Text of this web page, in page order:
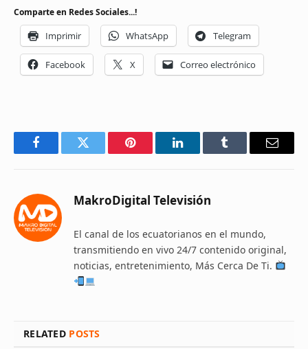
Comparte en Redes Sociales...!
Imprimir WhatsApp Telegram
Facebook X Correo electrónico
FacebookTwitter Pinterest LinkedInTumblr Email
MakroDigital Televisión
El canal de los ecuatorianos en el mundo,
transmitiendo en vivo 24/7 contenido original,
noticias, entretenimiento, Más Cerca De Ti.
RELATED POSTS